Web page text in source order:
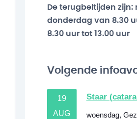
De terugbeltijden
donderdag van 8.30
8.30 uur tot 13.00 uur
Volgende
19
AUG
Staar
woensdag,